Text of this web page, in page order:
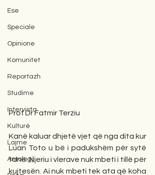
Ese
Speciale
Opinione
Komunitet
Reportazh
Studime
Intervista
Kulturë
Lajme
Antologji
Prof Dr Fatmir Terziu
Kanë kaluar dhjetë vjet që nga dita kur
Luan Toto u bë i padukshëm për sytë
tanë. Njeriu i vlerave nuk mbeti i tillë për
kujtesën. Ai nuk mbeti tek ata që koha